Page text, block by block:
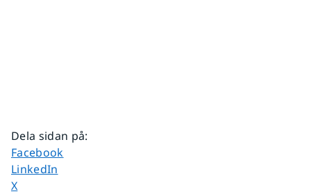
Dela sidan på:
Dela sidan på
Facebook
Dela sidan på
LinkedIn
Dela sidan på
X